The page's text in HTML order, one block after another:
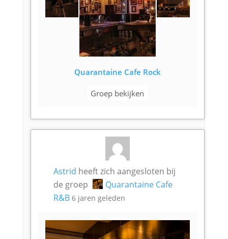
Quarantaine Cafe Rock
Groep bekijken
Astrid heeft zich aangesloten bij
de groep
Quarantaine Cafe
R&B 6 jaren geleden